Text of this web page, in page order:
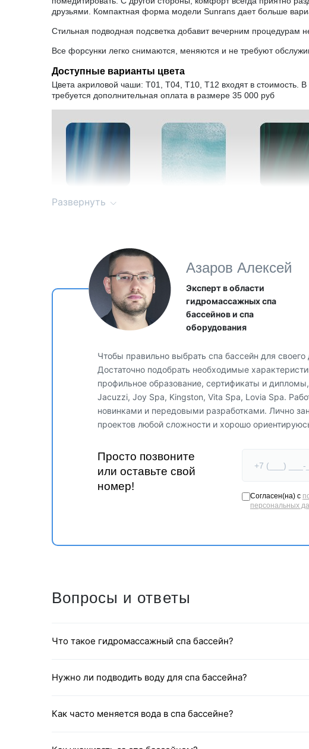
друзьями. Компактная форма модели Sunrans дает больше
Стильная подводная подсветка добавит вечерним процедурам
Все форсунки легко снимаются, меняются и не требуют
Доступные варианты цвета
Цвета акриловой чаши: T01, T04, T10, T12 входят в стоимость.
требуется дополнительная оплата в размере 35 000 руб
Цвета обшивки
Развернуть
Азаров Алексей
Эксперт в области
гидромассажных спа
бассейнов и спа
оборудования
Чтобы правильно выбрать спа бассейн для
Достаточно подобрать необходимые
профильное образование, сертификаты и
Jacuzzi, Joy Spa, Kingston, Vita Spa, Lovia Spa.
новинками и передовыми разработками. Лично
проектов любой сложности и хорошо
Просто позвоните
или оставьте свой
номер!
Согласен(на) с
персональных
Вопросы и ответы
Что такое гидромассажный спа бассейн?
Нужно ли подводить воду для спа бассейна?
Как часто меняется вода в спа бассейне?